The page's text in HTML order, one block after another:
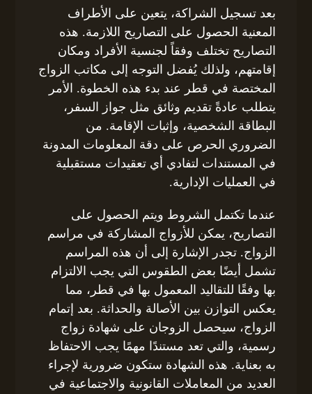
بعد تسجيل الشراكة، يتعين على الأطراف
المعنية الحصول على التصاريح اللازمة. هذه
التصاريح تختلف وفقاً لجنسية الأفراد ومكان
إقامتهم، ولذلك يُفضل التوجه إلى مكاتب الزواج
المختصة في قطر عند بدء هذه الخطوة. الأمر
يتطلب عادةً تقديم وثائق مثل جواز السفر،
البطاقة الشخصية، وإثبات الإقامة. من
الضروري الحرص على دقة المعلومات المدونة
في المستندات لتفادي أي تعقيدات مستقبلية
في العمليات الإدارية.
عندما تكتمل الشروط ويتم الحصول على
التصاريح، يمكن للأزواج المشاركة في مراسم
الزواج. تجدر الإشارة إلى أن هذه المراسم
تشمل أيضًا بعض الطقوس التي يجب الالتزام
بها وفقًا للتقاليد المعمول بها في قطر، مما
يعكس التوازن بين الأصالة والحداثة. بعد إتمام
الزواج، سيحصل الزوجان على شهادة زواج
رسمية، والتي تعد مستندًا مهمًا يجب الاحتفاظ
به بعناية. هذه الشهادة ستكون ضرورية لإجراء
العديد من المعاملات القانونية والاجتماعية في